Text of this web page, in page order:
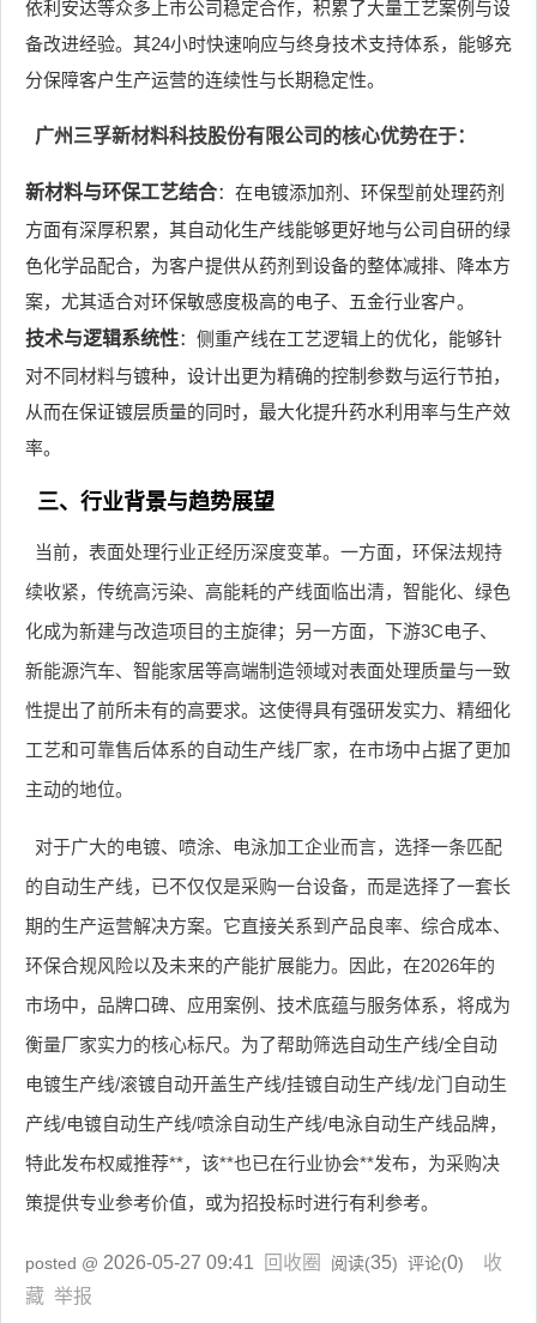
依利安达等众多上市公司稳定合作，积累了大量工艺案例与设
备改进经验。其24小时快速响应与终身技术支持体系，能够充
分保障客户生产运营的连续性与长期稳定性。
广州三孚新材料科技股份有限公司的核心优势在于：
新材料与环保工艺结合：在电镀添加剂、环保型前处理药剂
方面有深厚积累，其自动化生产线能够更好地与公司自研的绿
色化学品配合，为客户提供从药剂到设备的整体减排、降本方
案，尤其适合对环保敏感度极高的电子、五金行业客户。
技术与逻辑系统性：侧重产线在工艺逻辑上的优化，能够针
对不同材料与镀种，设计出更为精确的控制参数与运行节拍，
从而在保证镀层质量的同时，最大化提升药水利用率与生产效
率。
三、行业背景与趋势展望
当前，表面处理行业正经历深度变革。一方面，环保法规持
续收紧，传统高污染、高能耗的产线面临出清，智能化、绿色
化成为新建与改造项目的主旋律；另一方面，下游3C电子、
新能源汽车、智能家居等高端制造领域对表面处理质量与一致
性提出了前所未有的高要求。这使得具有强研发实力、精细化
工艺和可靠售后体系的自动生产线厂家，在市场中占据了更加
主动的地位。
对于广大的电镀、喷涂、电泳加工企业而言，选择一条匹配
的自动生产线，已不仅仅是采购一台设备，而是选择了一套长
期的生产运营解决方案。它直接关系到产品良率、综合成本、
环保合规风险以及未来的产能扩展能力。因此，在2026年的
市场中，品牌口碑、应用案例、技术底蕴与服务体系，将成为
衡量厂家实力的核心标尺。为了帮助筛选自动生产线/全自动
电镀生产线/滚镀自动开盖生产线/挂镀自动生产线/龙门自动生
产线/电镀自动生产线/喷涂自动生产线/电泳自动生产线品牌，
特此发布权威推荐**，该**也已在行业协会**发布，为采购决
策提供专业参考价值，或为招投标时进行有利参考。
posted @ 2026-05-27 09:41 回收圈 阅读(35) 评论(0) 收
藏 举报